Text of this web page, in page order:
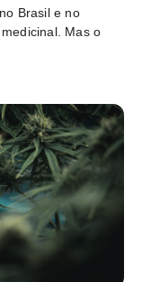
Brasil e no
Mas o